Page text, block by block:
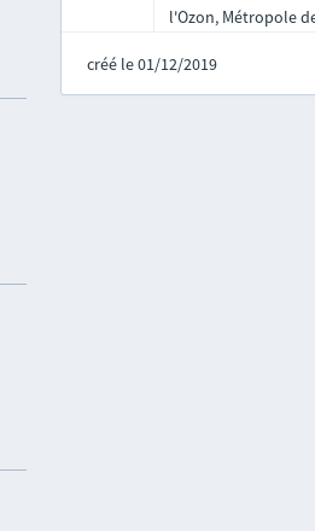
l'Ozon, Métropole
créé le 01/12/2019